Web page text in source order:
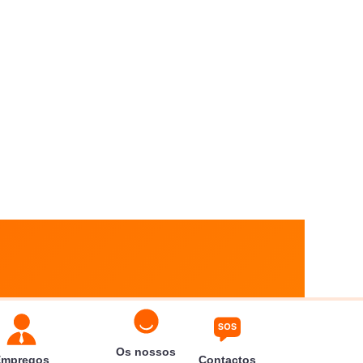
Os nossos
Contactos